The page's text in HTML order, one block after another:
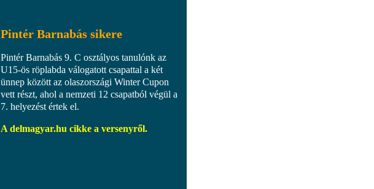
Pintér Barnabás sikere
Pintér Barnabás 9. C osztályos tanulónk az
U15-ös röplabda válogatott csapattal a két
ünnep között az olaszországi Winter Cupon
vett részt, ahol a nemzeti 12 csapatból végül a
7. helyezést értek el.
A delmagyar.hu cikke a versenyről.